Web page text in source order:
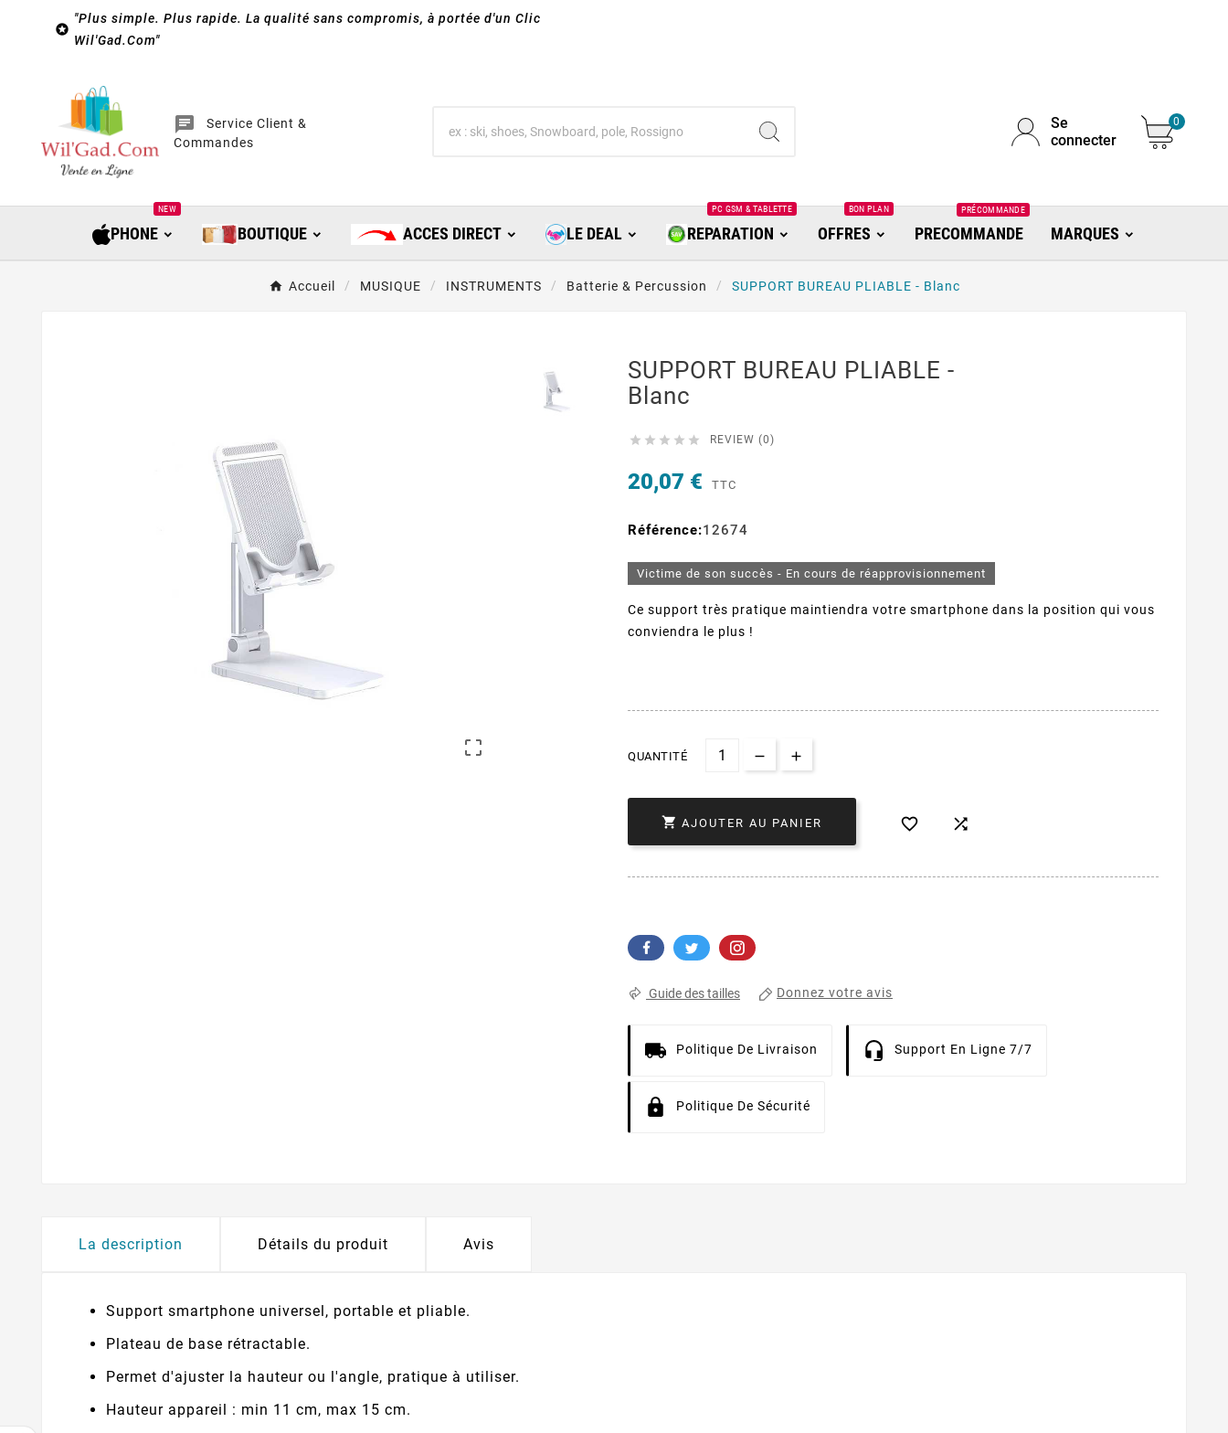

"Plus simple. Plus rapide. La qualité sans compromis, à portée d'un Clic
Wil'Gad.Com"
chat
Service Client &
Commandes
Se
connecter
0
PHONE
NEW
BOUTIQUE ACCES DIRECT LE DEAL REPARATION
PC GSM & TABLETTE
OFFRES
BON PLAN
PRECOMMANDE
PRÉCOMMANDE
MARQUES
Accueil MUSIQUE INSTRUMENTS Batterie & Percussion SUPPORT BUREAU PLIABLE - Blanc

SUPPORT BUREAU PLIABLE -
Blanc
     REVIEW (0)
20,07 € TTC
Référence:12674
Victime de son succès - En cours de réapprovisionnement
Ce support très pratique maintiendra votre smartphone dans la position qui vous
conviendra le plus !
QUANTITÉ
 AJOUTER AU PANIER  
Guide des tailles Donnez votre avis
Politique De Livraison Support En Ligne 7/7
Politique De Sécurité
La description Détails du produit Avis
Support smartphone universel, portable et pliable.
Plateau de base rétractable.
Permet d'ajuster la hauteur ou l'angle, pratique à utiliser.
Hauteur appareil : min 11 cm, max 15 cm.